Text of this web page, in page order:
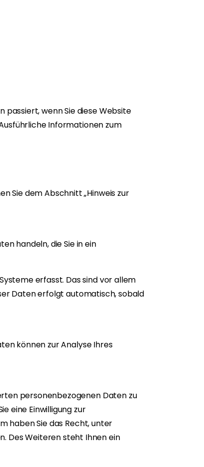
wenn Sie diese Website
Informationen zum
Sie dem Abschnitt „Hinweis zur
handeln, die Sie in ein
erfasst. Das sind vor allem
Daten erfolgt automatisch, sobald
können zur Analyse Ihres
personenbezogenen Daten zu
eine Einwilligung zur
haben Sie das Recht, unter
Des Weiteren steht Ihnen ein